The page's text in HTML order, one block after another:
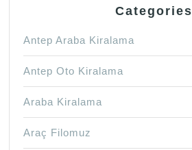
Categories
Antep Araba Kiralama
Antep Oto Kiralama
Araba Kiralama
Araç Filomuz